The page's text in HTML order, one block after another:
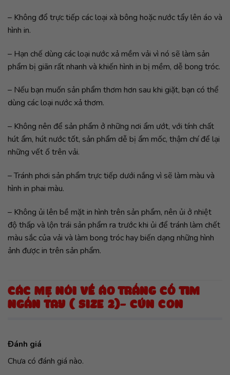
– Không đổ trực tiếp các loại xà bông hoặc nước tẩy lên áo và
hình in.
– Hạn chế dùng các loại nước xả mềm vải vì nó sẽ làm sản
phẩm bị giãn rất nhanh và khiến hình in bị mềm, dễ bong tróc.
– Nếu bạn muốn sản phẩm thơm hơn sau khi giặt, bạn có thể
dùng các loại nước xả thơm.
– Không nên để sản phẩm ở những nơi ẩm ướt, với tính chất
hút ẩm, hút nước tốt, sản phẩm dễ bị ẩm mốc, thậm chí để lại
những vết ố trên vải.
– Tránh phơi sản phẩm trực tiếp dưới nắng vì sẽ làm màu và
hình in phai màu.
– Không ủi lên bề mặt in hình trên sản phẩm, nên ủi ở nhiệt
độ thấp và lộn trái sản phẩm ra trước khi ủi để tránh làm chết
màu sắc của vải và làm bong tróc hay biến dạng những hình
ảnh được in trên sản phẩm.
CÁC MẸ NÓI VỀ ÁO TRẮNG CỔ TIM
NGẮN TAY ( SIZE 2)- CÚN CON
Đánh giá
Chưa có đánh giá nào.